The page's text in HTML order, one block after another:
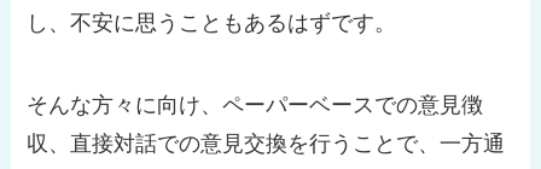
し、不安に思うこともあるはずです。
そんな方々に向け、ペーパーベースでの意見徴
収、直接対話での意見交換を行うことで、一方通